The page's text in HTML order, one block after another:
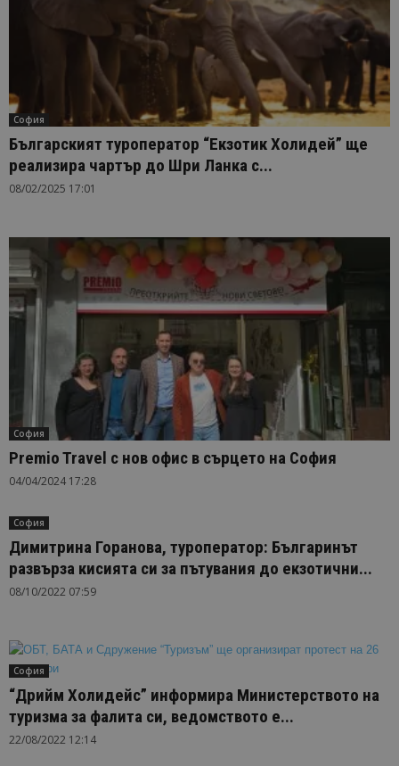
София
Българският туроперaтор “Екзотик Холидей” ще
реализира чартър до Шри Ланка с...
08/02/2025 17:01
София
Premio Travel с нов офис в сърцето на София
04/04/2024 17:28
София
Димитрина Горанова, туроператор: Българинът
развърза кисията си за пътувания до екзотични...
08/10/2022 07:59
София
“Дрийм Холидейс” информира Министерството на
туризма за фалита си, ведомството е...
22/08/2022 12:14